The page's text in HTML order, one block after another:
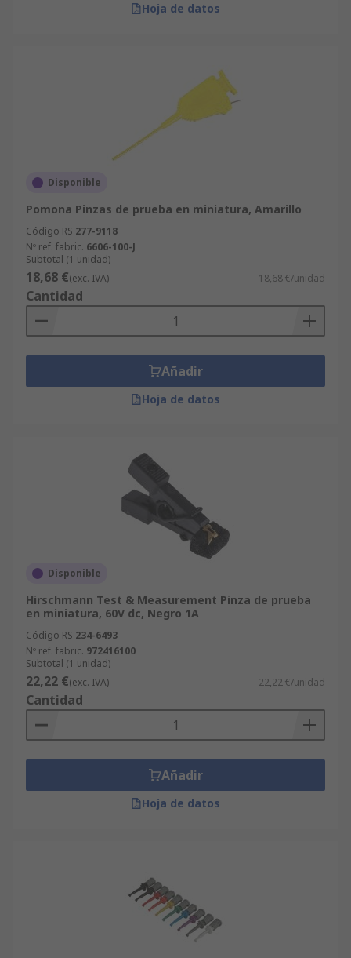
Hoja de datos
Disponible
Pomona Pinzas de prueba en miniatura, Amarillo
Código RS 277-9118
Nº ref. fabric. 6606-100-J
Subtotal (1 unidad)
18,68 €(exc. IVA) 18,68 €/unidad
Cantidad
Añadir
Hoja de datos
Disponible
Hirschmann Test & Measurement Pinza de prueba
en miniatura, 60V dc, Negro 1A
Código RS 234-6493
Nº ref. fabric. 972416100
Subtotal (1 unidad)
22,22 €(exc. IVA) 22,22 €/unidad
Cantidad
Añadir
Hoja de datos